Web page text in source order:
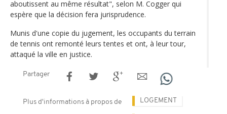
aboutissent au même résultat", selon M. Cogger qui
espère que la décision fera jurisprudence.
Munis d'une copie du jugement, les occupants du terrain
de tennis ont remonté leurs tentes et ont, à leur tour,
attaqué la ville en justice.
Partager
Plus d'informations à propos de LOGEMENT